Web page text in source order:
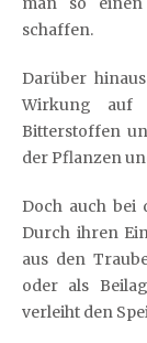
schaffen.
Darüber
Wirkung auf
Bitterstoffen
der Pflanzen
Doch auch bei
Durch ihren
aus den
oder als
verleiht den